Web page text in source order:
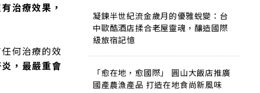
治療效果，
任何治療的效
，最嚴重會
凝鍊半世紀流金歲月的優雅蛻變：台
中歐酷酒店揉合老屋靈魂，釀造國際
級旅宿記憶
「愈在地，愈國際」 圓山大飯店推廣
國產農漁產品 打造在地食尚新風味